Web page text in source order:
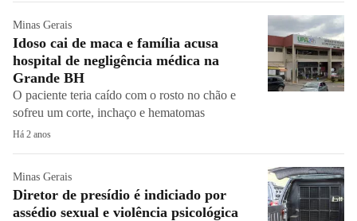
Minas Gerais
Idoso cai de maca e família acusa
hospital de negligência médica na
Grande BH
O paciente teria caído com o rosto no chão e
sofreu um corte, inchaço e hematomas
Há 2 anos
Minas Gerais
Diretor de presídio é indiciado por
assédio sexual e violência psicológica